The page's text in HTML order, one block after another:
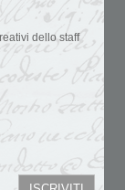
dello staff